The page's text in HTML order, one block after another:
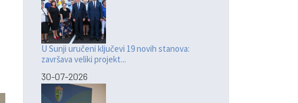
U Sunji uručeni ključevi 19 novih stanova:
završava veliki projekt...
30-07-2026